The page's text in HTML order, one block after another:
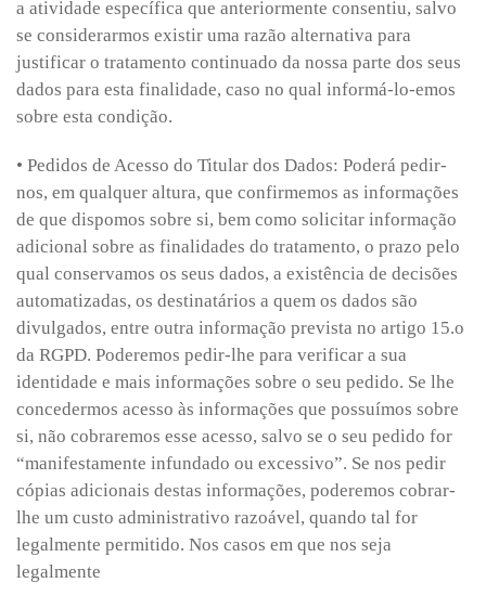
a atividade específica que anteriormente consentiu, salvo
se considerarmos existir uma razão alternativa para
justificar o tratamento continuado da nossa parte dos seus
dados para esta finalidade, caso no qual informá-lo-emos
sobre esta condição.
• Pedidos de Acesso do Titular dos Dados: Poderá pedir-
nos, em qualquer altura, que confirmemos as informações
de que dispomos sobre si, bem como solicitar informação
adicional sobre as finalidades do tratamento, o prazo pelo
qual conservamos os seus dados, a existência de decisões
automatizadas, os destinatários a quem os dados são
divulgados, entre outra informação prevista no artigo 15.o
da RGPD. Poderemos pedir-lhe para verificar a sua
identidade e mais informações sobre o seu pedido. Se lhe
concedermos acesso às informações que possuímos sobre
si, não cobraremos esse acesso, salvo se o seu pedido for
“manifestamente infundado ou excessivo”. Se nos pedir
cópias adicionais destas informações, poderemos cobrar-
lhe um custo administrativo razoável, quando tal for
legalmente permitido. Nos casos em que nos seja
legalmente